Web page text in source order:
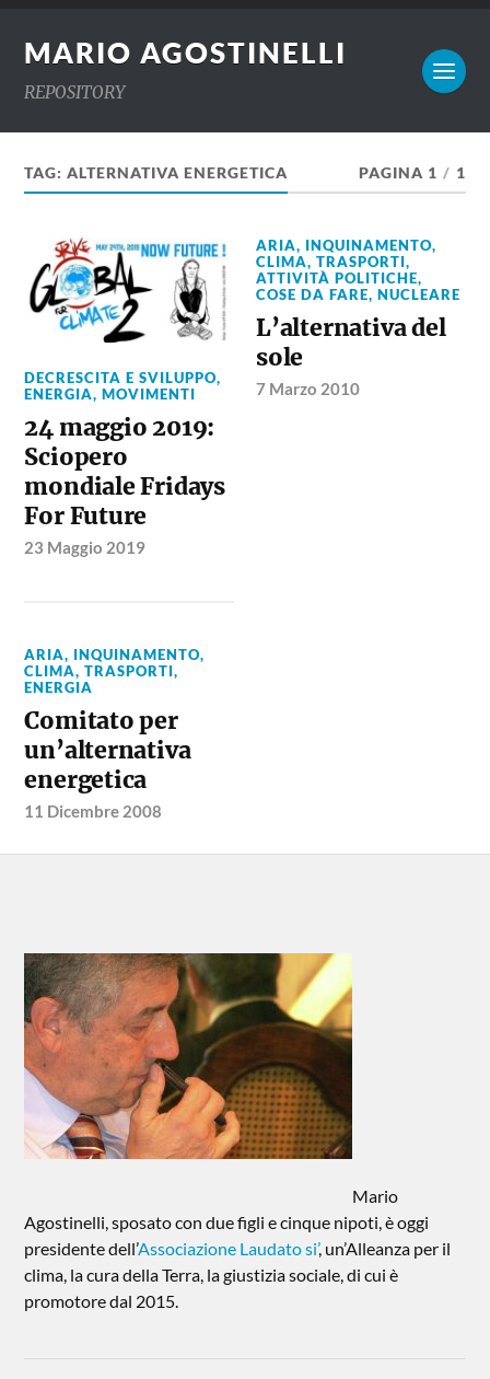
MARIO AGOSTINELLI
REPOSITORY
TAG:ALTERNATIVA ENERGETICA PAGINA 1 / 1
DECRESCITA E SVILUPPO,
ENERGIA,MOVIMENTI
24 maggio 2019:
Sciopero
mondiale Fridays
For Future
23 Maggio 2019
ARIA, INQUINAMENTO,
CLIMA, TRASPORTI,
ATTIVITÀ POLITICHE,
COSE DA FARE,NUCLEARE
L’alternativa del
sole
7 Marzo 2010
ARIA, INQUINAMENTO,
CLIMA, TRASPORTI,
ENERGIA
Comitato per
un’alternativa
energetica
11 Dicembre 2008
Mario
Agostinelli, sposato con due figli e cinque nipoti, è oggi
presidente dell’Associazione Laudato si’, un’Alleanza per il
clima, la cura della Terra, la giustizia sociale, di cui è
promotore dal 2015.